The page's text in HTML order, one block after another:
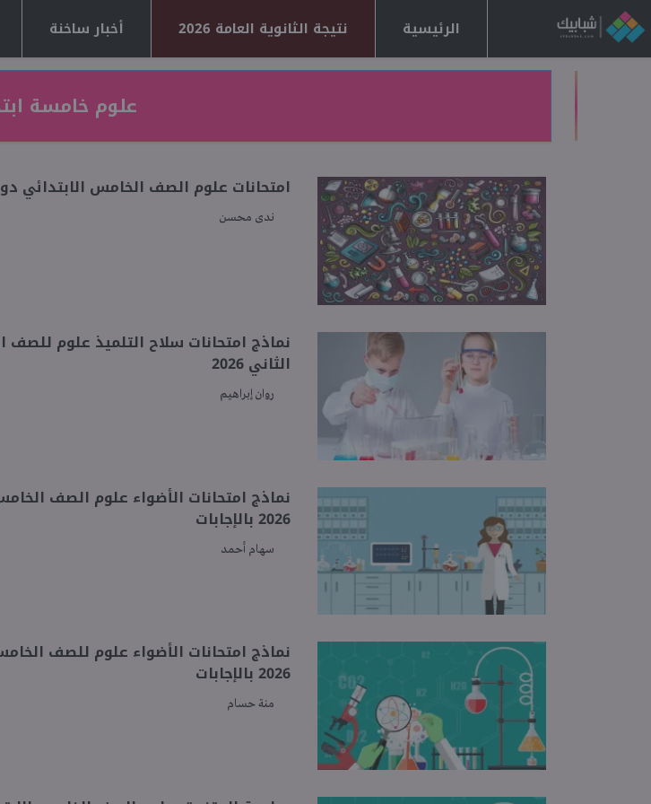
الرئيسية نتيجة الثانوية العامة 2026 أخبار ساخنة
علوم خامسة
امتحانات علوم الصف الخامس الابتدائي دور ثاني
ندى محسن
نماذج امتحانات سلاح التلميذ علوم للصف
الثاني 2026
روان إبراهيم
نماذج امتحانات الأضواء علوم الصف
2026 بالإجابات
سهام أحمد
نماذج امتحانات الأضواء علوم للصف
2026 بالإجابات
منة حسام